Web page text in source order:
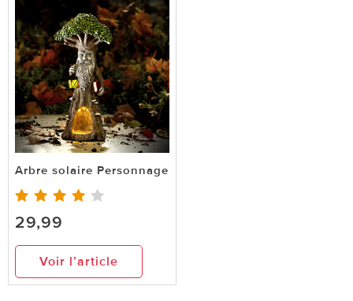
Arbre solaire Personnage
29,99
Voir l’article